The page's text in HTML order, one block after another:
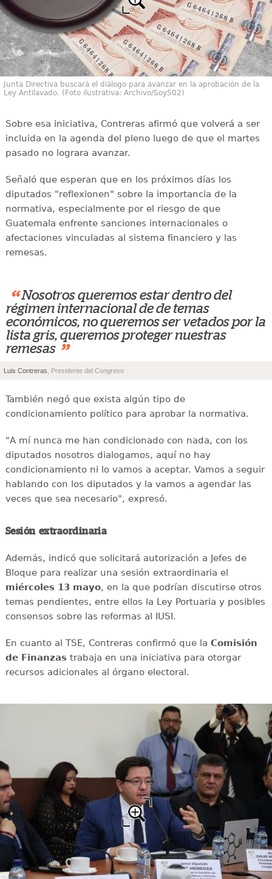
Junta Directiva buscará el diálogo para avanzar en la aprobación de la
Ley Antilavado. (Foto ilustrativa: Archivo/Soy502)
Sobre esa iniciativa, Contreras afirmó que volverá a ser
incluida en la agenda del pleno luego de que el martes
pasado no lograra avanzar.
Señaló que esperan que en los próximos días los
diputados "reflexionen" sobre la importancia de la
normativa, especialmente por el riesgo de que
Guatemala enfrente sanciones internacionales o
afectaciones vinculadas al sistema financiero y las
remesas.
“ Nosotros queremos estar dentro del
régimen internacional de de temas
económicos, no queremos ser vetados por la
lista gris, queremos proteger nuestras
remesas ”
Luis Contreras , Presidente del Congreso
También negó que exista algún tipo de
condicionamiento político para aprobar la normativa.
"A mí nunca me han condicionado con nada, con los
diputados nosotros dialogamos, aquí no hay
condicionamiento ni lo vamos a aceptar. Vamos a seguir
hablando con los diputados y la vamos a agendar las
veces que sea necesario", expresó.
Sesión extraordinaria
Además, indicó que solicitará autorización a Jefes de
Bloque para realizar una sesión extraordinaria el
miércoles 13 mayo, en la que podrían discutirse otros
temas pendientes, entre ellos la Ley Portuaria y posibles
consensos sobre las reformas al IUSI.
En cuanto al TSE, Contreras confirmó que la Comisión
de Finanzastrabaja en una iniciativa para otorgar
recursos adicionales al órgano electoral.